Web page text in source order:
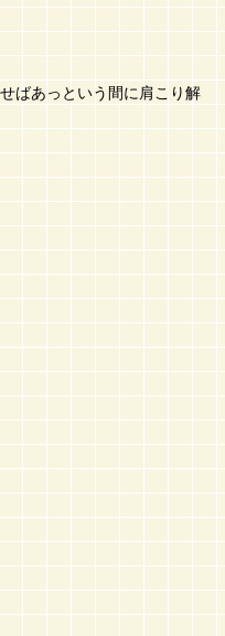
ばあっという間に肩こり解